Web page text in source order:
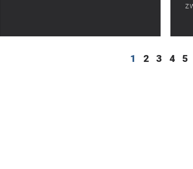
1 2 3 4 5